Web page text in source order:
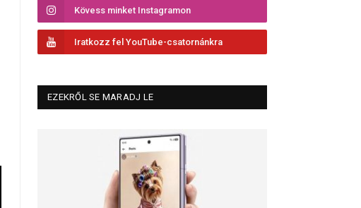
Kövess minket Instagramon
Iratkozz fel YouTube-csatornánkra
EZEKRŐL SE MARADJ LE